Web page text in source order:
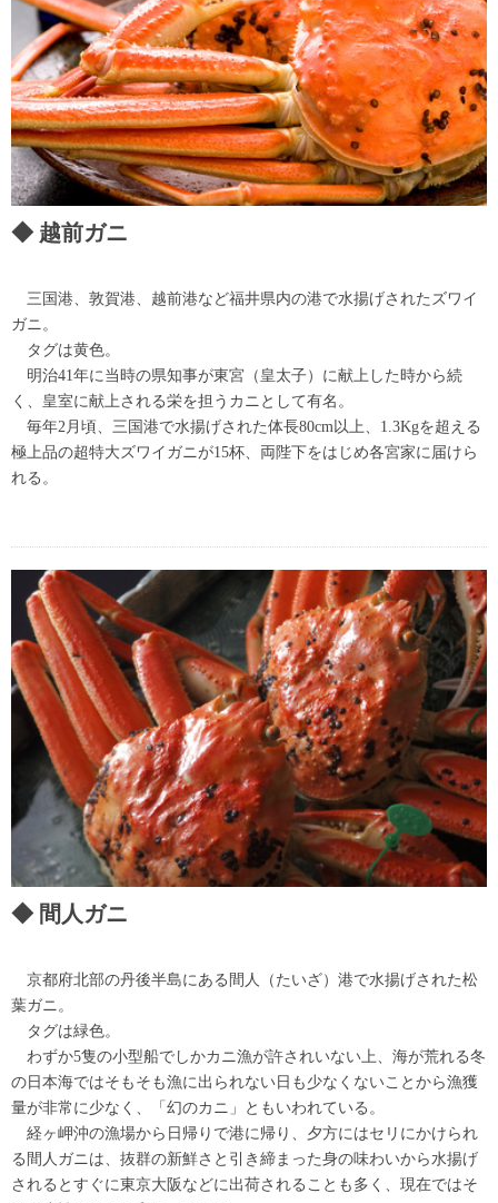
越前ガニ
三国港、敦賀港、越前港など福井県内の港で水揚げされたズワイ
ガニ。
タグは黄色。
明治41年に当時の県知事が東宮（皇太子）に献上した時から続
く、皇室に献上される栄を担うカニとして有名。
毎年2月頃、三国港で水揚げされた体長80cm以上、1.3Kgを超える
極上品の超特大ズワイガニが15杯、両陛下をはじめ各宮家に届けら
れる。
間人ガニ
京都府北部の丹後半島にある間人（たいざ）港で水揚げされた松
葉ガニ。
タグは緑色。
わずか5隻の小型船でしかカニ漁が許されいない上、海が荒れる冬
の日本海ではそもそも漁に出られない日も少なくないことから漁獲
量が非常に少なく、「幻のカニ」ともいわれている。
経ヶ岬沖の漁場から日帰りで港に帰り、夕方にはセリにかけられ
る間人ガニは、抜群の新鮮さと引き締まった身の味わいから水揚げ
されるとすぐに東京大阪などに出荷されることも多く、現在ではそ